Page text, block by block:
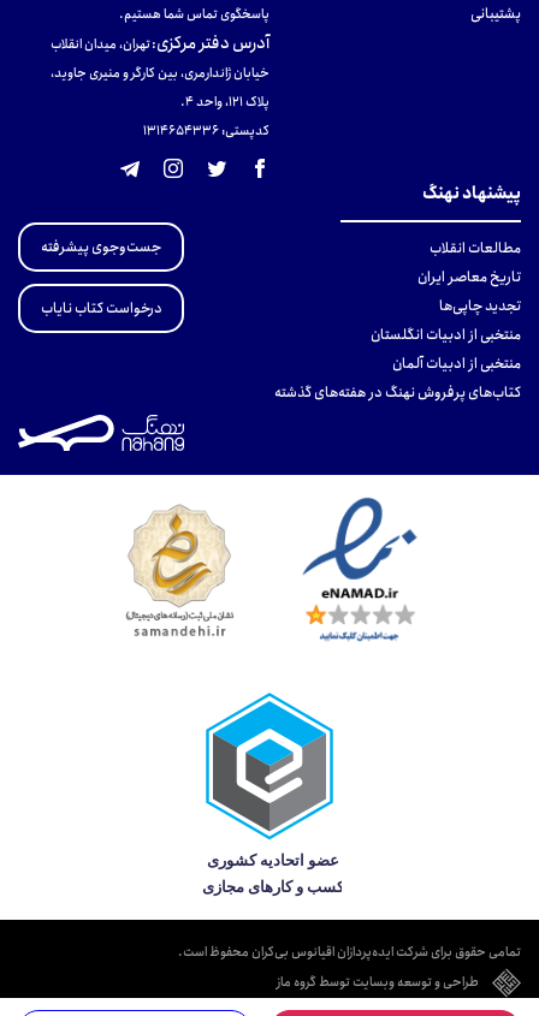
پشتیبانی
پاسخگوی تماس شما هستیم.
آدرس دفتر مرکزی:تهران، میدان انقلاب
خیابان ژاندارمری، بین کارگر و منیری جاوید،
پلاک 121، واحد ۴.
کدپستی: 131465433۶
پیشنهاد نهنگ
مطالعات انقلاب
تاریخ معاصر ایران
تجدید چاپی‌ها
منتخبی از ادبیات انگلستان
منتخبی از ادبیات آلمان
کتاب‌های پرفروش نهنگ در هفته‌های گذشته
جست‌وجوی پیشرفته
درخواست کتاب نایاب
تمامی حقوق برای شرکت ایده‌پردازان اقیانوس بی‌کران محفوظ است.
طراحی و توسعه وبسایت توسط گروه ماز